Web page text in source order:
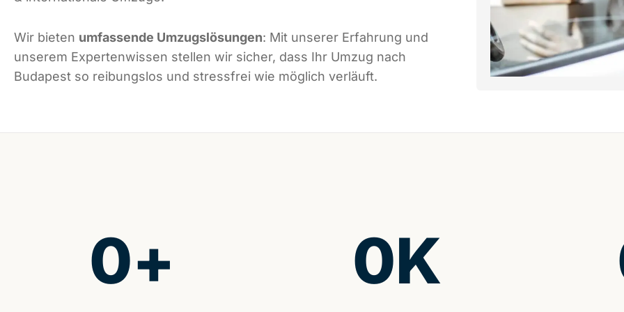
Wir bieten umfassende Umzugslösungen: Mit unserer Erfahrung und
unserem Expertenwissen stellen wir sicher, dass Ihr Umzug nach
Budapest so reibungslos und stressfrei wie möglich verläuft.
0+ 0K